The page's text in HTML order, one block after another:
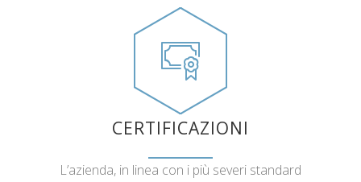
CERTIFICAZIONI
L’azienda, in linea con i più severi standard